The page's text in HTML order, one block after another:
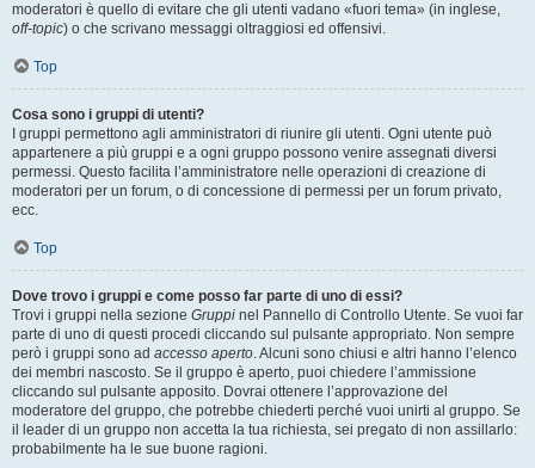
moderatori è quello di evitare che gli utenti vadano «fuori tema» (in inglese,
off-topic) o che scrivano messaggi oltraggiosi ed offensivi.
Top
Cosa sono i gruppi di utenti?
I gruppi permettono agli amministratori di riunire gli utenti. Ogni utente può
appartenere a più gruppi e a ogni gruppo possono venire assegnati diversi
permessi. Questo facilita l’amministratore nelle operazioni di creazione di
moderatori per un forum, o di concessione di permessi per un forum privato,
ecc.
Top
Dove trovo i gruppi e come posso far parte di uno di essi?
Trovi i gruppi nella sezione Gruppi nel Pannello di Controllo Utente. Se vuoi far
parte di uno di questi procedi cliccando sul pulsante appropriato. Non sempre
però i gruppi sono ad accesso aperto. Alcuni sono chiusi e altri hanno l’elenco
dei membri nascosto. Se il gruppo è aperto, puoi chiedere l’ammissione
cliccando sul pulsante apposito. Dovrai ottenere l’approvazione del
moderatore del gruppo, che potrebbe chiederti perché vuoi unirti al gruppo. Se
il leader di un gruppo non accetta la tua richiesta, sei pregato di non assillarlo:
probabilmente ha le sue buone ragioni.